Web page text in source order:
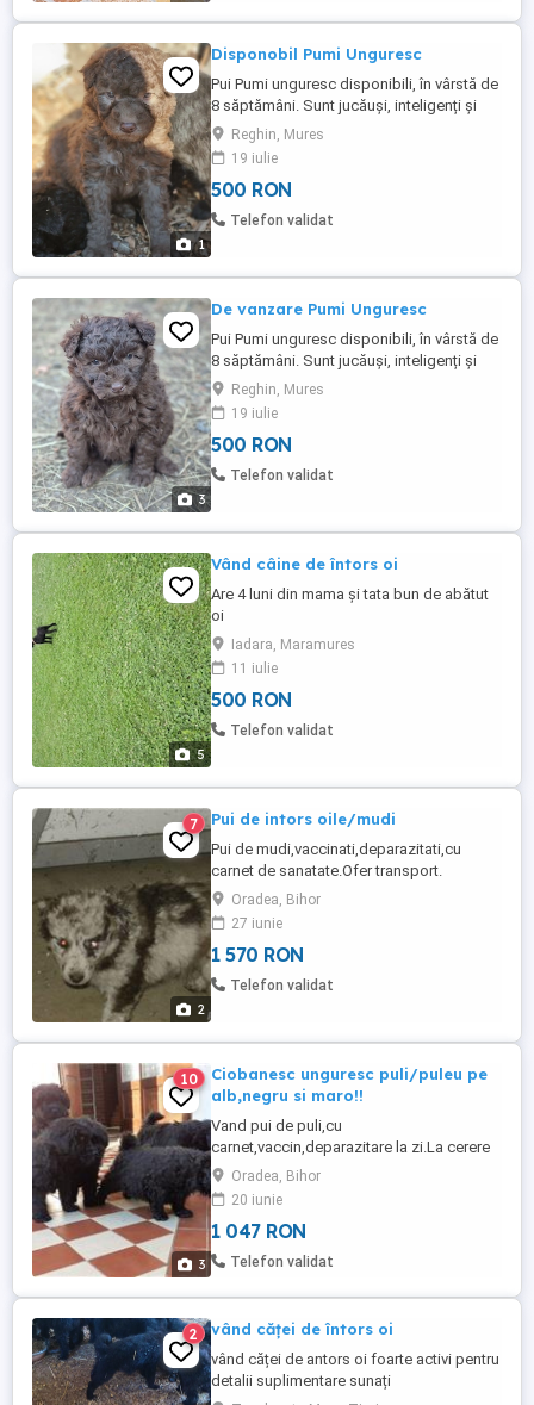
1
Disponobil Pumi Unguresc
Pui Pumi unguresc disponibili, în vârstă de
8 săptămâni. Sunt jucăuși, inteligenți și
foarte energici, o rasă cunoscută pentru
loialitate și atașamentul față de familie.
Potriviți atât pentru companie, cât și
pentru persoane active sau gospodărie Nr
de tel.
Reghin, Mures
19 iulie
500 RON
Telefon validat
3
De vanzare Pumi Unguresc
Pui Pumi unguresc disponibili, în vârstă de
8 săptămâni. Sunt jucăuși, inteligenți și
foarte energici, o rasă cunoscută pentru
loialitate și atașamentul față de familie.
Potriviți atât pentru companie, cât și
pentru persoane active sau gospodărie.
Pentru detalii NR
Reghin, Mures
19 iulie
500 RON
Telefon validat
5
Vând câine de întors oi
Are 4 luni din mama și tata bun de abătut
oi
Iadara, Maramures
11 iulie
500 RON
Telefon validat
2
7 Pui de intors oile/mudi
Pui de mudi,vaccinati,deparazitati,cu
carnet de sanatate.Ofer transport.
Oradea, Bihor
27 iunie
1 570 RON
Telefon validat
3
10
Ciobanesc unguresc puli/puleu pe
alb,negru si maro!!
Vand pui de puli,cu
carnet,vaccin,deparazitare la zi.La cerere
asigur transport!!Preț începând cu 200
euro !!
Oradea, Bihor
20 iunie
1 047 RON
Telefon validat
2 vând căței de întors oi
vând căței de antors oi foarte activi pentru
detalii suplimentare sunați